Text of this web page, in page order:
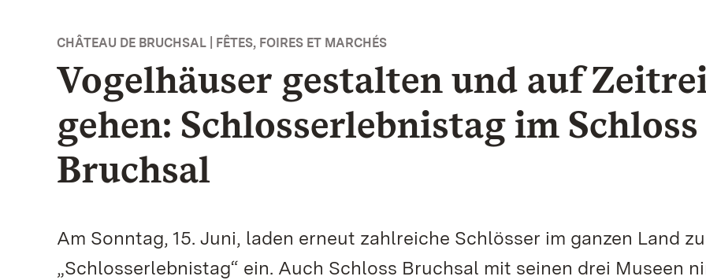
CHÂTEAU DE BRUCHSAL | FÊTES, FOIRES ET MARCHÉS
Vogelhäuser gestalten und auf
gehen: Schlosserlebnistag im Schloss
Bruchsal
Am Sonntag, 15. Juni, laden erneut zahlreiche Schlösser im ganzen Land
„Schlosserlebnistag“ ein. Auch Schloss Bruchsal mit seinen drei Museen